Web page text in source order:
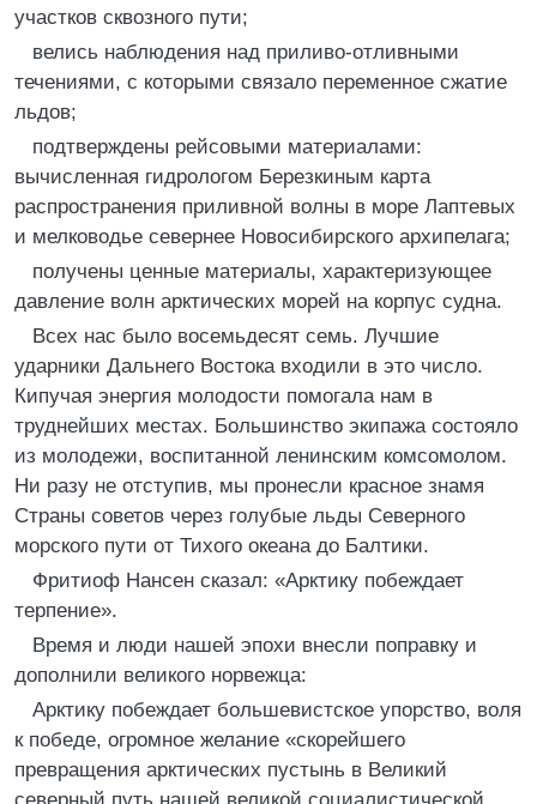
участков сквозного пути;
велись наблюдения над приливо-отливными
течениями, с которыми связало переменное сжатие
льдов;
подтверждены рейсовыми материалами:
вычисленная гидрологом Березкиным карта
распространения приливной волны в море Лаптевых
и мелководье севернее Новосибирского архипелага;
получены ценные материалы, характеризующее
давление волн арктических морей на корпус судна.
Всех нас было восемьдесят семь. Лучшие
ударники Дальнего Востока входили в это число.
Кипучая энергия молодости помогала нам в
труднейших местах. Большинство экипажа состояло
из молодежи, воспитанной ленинским комсомолом.
Ни разу не отступив, мы пронесли красное знамя
Страны советов через голубые льды Северного
морского пути от Тихого океана до Балтики.
Фритиоф Нансен сказал: «Арктику побеждает
терпение».
Время и люди нашей эпохи внесли поправку и
дополнили великого норвежца:
Арктику побеждает большевистское упорство, воля
к победе, огромное желание «скорейшего
превращения арктических пустынь в Великий